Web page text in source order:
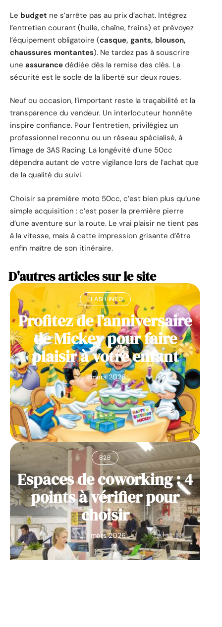
Le budget ne s’arrête pas au prix d’achat. Intégrez
l’entretien courant (huile, chaîne, freins) et prévoyez
l’équipement obligatoire (casque, gants, blouson,
chaussures montantes). Ne tardez pas à souscrire
une assurance dédiée dès la remise des clés. La
sécurité est le socle de la liberté sur deux roues.
Neuf ou occasion, l’important reste la traçabilité et la
transparence du vendeur. Un interlocuteur honnête
inspire confiance. Pour l’entretien, privilégiez un
professionnel reconnu ou un réseau spécialisé, à
l’image de 3AS Racing. La longévité d’une 50cc
dépendra autant de votre vigilance lors de l’achat que
de la qualité du suivi.
Choisir sa première moto 50cc, c’est bien plus qu’une
simple acquisition : c’est poser la première pierre
d’une aventure sur la route. Le vrai plaisir ne tient pas
à la vitesse, mais à cette impression grisante d’être
enfin maître de son itinéraire.
D'autres articles sur le site
FLASH INFO
Profitez de l’anniversaire
de Mickey pour faire
plaisir à votre enfant
11 mars 2026
B2B
Espaces de coworking : 4
points à vérifier pour
choisir
11 mars 2026